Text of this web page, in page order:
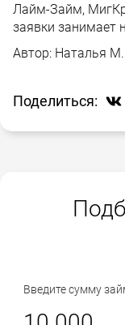
Лайм-Займ,
заявки занимает
Автор: Наталья М.
Поделиться:
Введите сумму